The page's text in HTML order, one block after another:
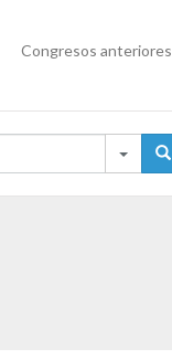
Congresos anteriores